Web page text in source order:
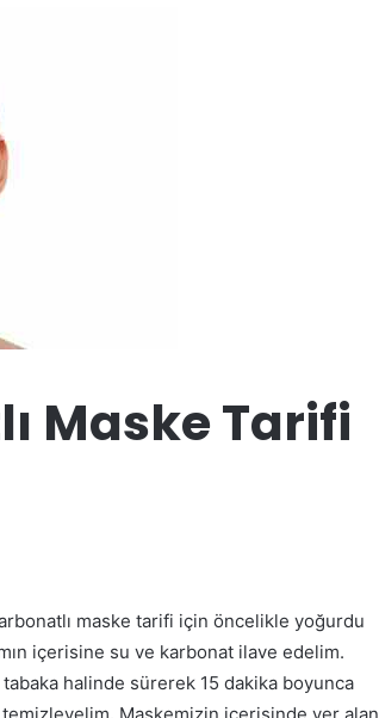
Maske Tarifi
maske tarifi için öncelikle yoğurdu
içerisine su ve karbonat ilave edelim.
tabaka halinde sürerek 15 dakika boyunca